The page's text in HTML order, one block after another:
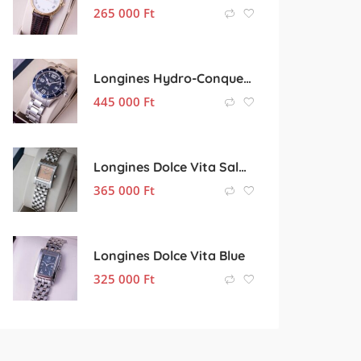
265 000 Ft
Longines Hydro-Conquest Automatic 44
445 000 Ft
Longines Dolce Vita Salmon Cube
365 000 Ft
Longines Dolce Vita Blue
325 000 Ft